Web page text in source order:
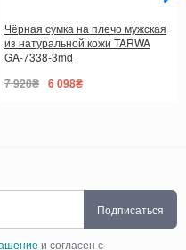
Чёрная сумка на плечо мужская
из натуральной кожи TARWA
GA-7338-3md
7 920₴ 6 098₴
Подписаться
и согласен с